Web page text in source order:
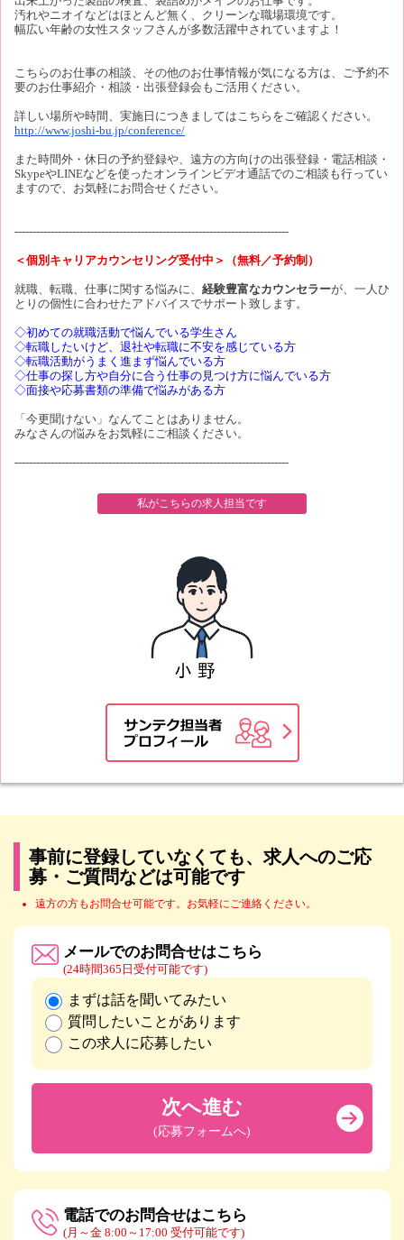
汚れやニオイなどはほとんど無く、クリーンな職場環境です。
幅広い年齢の女性スタッフさんが多数活躍中されていますよ！
こちらのお仕事の相談、その他のお仕事情報が気になる方は、ご予約不
要のお仕事紹介・相談・出張登録会もご活用ください。
詳しい場所や時間、実施日につきましてはこちらをご確認ください。
http://www.joshi-bu.jp/conference/
また時間外・休日の予約登録や、遠方の方向けの出張登録・電話相談・
SkypeやLINEなどを使ったオンラインビデオ通話でのご相談も行ってい
ますので、お気軽にお問合せください。
----------------------------------------------------------------------------
＜個別キャリアカウンセリング受付中＞（無料／予約制）
就職、転職、仕事に関する悩みに、 経験豊富なカウンセラーが、一人ひ
とりの個性に合わせたアドバイスでサポート致します。
◇初めての就職活動で悩んでいる学生さん
◇転職したいけど、退社や転職に不安を感じている方
◇転職活動がうまく進まず悩んでいる方
◇仕事の探し方や自分に合う仕事の見つけ方に悩んでいる方
◇面接や応募書類の準備で悩みがある方
「今更聞けない」なんてことはありません。
みなさんの悩みをお気軽にご相談ください。
----------------------------------------------------------------------------
私がこちらの求人担当です
事前に登録していなくても、求人へのご応
募・ご質問などは可能です
遠方の方もお問合せ可能です。お気軽にご連絡ください。
メールでのお問合せはこちら
(24時間365日受付可能です)
まずは話を聞いてみたい
質問したいことがあります
この求人に応募したい
次へ進む
(応募フォームへ)
電話でのお問合せはこちら
(月～金 8:00～17:00 受付可能です)